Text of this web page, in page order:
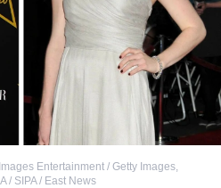
Entertainment / Getty Images
/ SIPA / East News